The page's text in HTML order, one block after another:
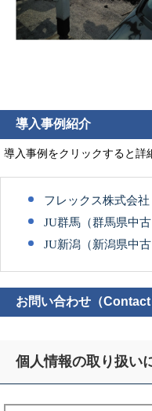
導入事例紹介
導入事例をクリックすると詳
フレックス株式会
JU群馬（群馬県中
JU新潟（新潟県中
お問い合わせ（Contact
個人情報の取り扱い